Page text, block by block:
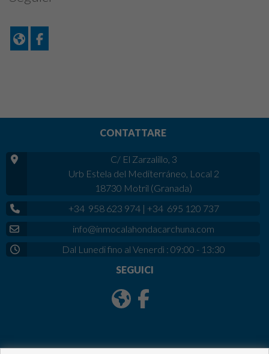
CONTATTARE
C/ El Zarzalillo, 3
Urb Estela del Mediterráneo, Local 2
18730 Motril (Granada)
+34 958 623 974| +34 695 120 737
info@inmocalahondacarchuna.com
Dal Lunedi fino al Venerdì : 09:00 - 13:30
SEGUICI